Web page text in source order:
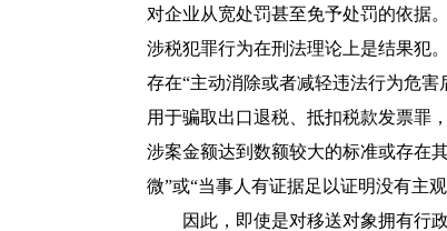
对企业从宽处罚甚至免予处罚的依据
涉税犯罪行为在刑法理论上是结果犯
存在“主动消除或者减轻违法行为危害
用于骗取出口退税、抵扣税款发票罪
涉案金额达到数额较大的标准或存在
微”或“当事人有证据足以证明没有主观
因此，即使是对移送对象拥有行政